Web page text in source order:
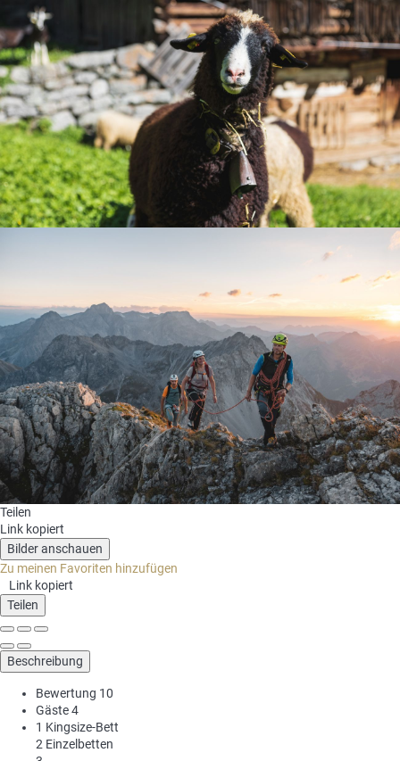
Teilen
Link kopiert
Bilder anschauen
Zu meinen Favoriten hinzufügen
Link kopiert
Teilen
Beschreibung
Bewertung 10
Gäste4
1 Kingsize-Bett
2 Einzelbetten